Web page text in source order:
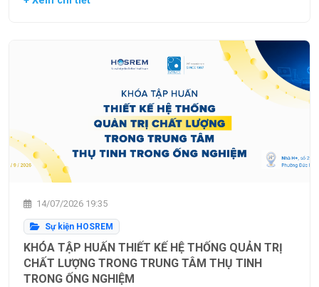
14/07/2026 19:35
Sự kiện HOSREM
KHÓA TẬP HUẤN THIẾT KẾ HỆ THỐNG QUẢN TRỊ
CHẤT LƯỢNG TRONG TRUNG TÂM THỤ TINH
TRONG ỐNG NGHIỆM